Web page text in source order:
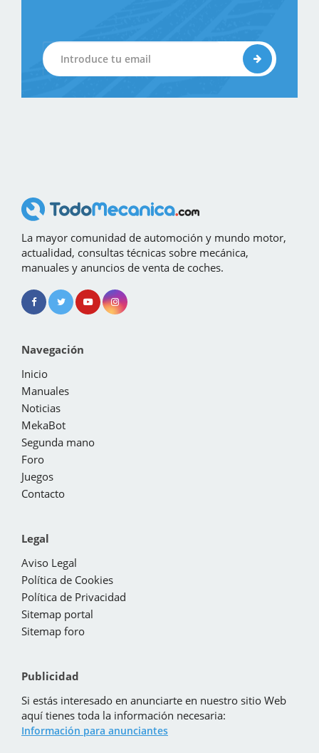
La mayor comunidad de automoción y mundo motor,
actualidad, consultas técnicas sobre mecánica,
manuales y anuncios de venta de coches.
Navegación
Inicio
Manuales
Noticias
MekaBot
Segunda mano
Foro
Juegos
Contacto
Legal
Aviso Legal
Política de Cookies
Política de Privacidad
Sitemap portal
Sitemap foro
Publicidad
Si estás interesado en anunciarte en nuestro sitio Web
aquí tienes toda la información necesaria:
Información para anunciantes